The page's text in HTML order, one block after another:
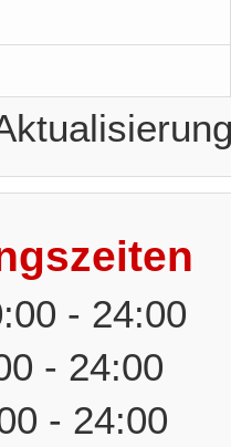
- 24:00
- 24:00
- 24:00